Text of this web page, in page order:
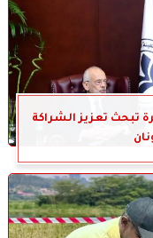
تبحث تعزيز الشراكة